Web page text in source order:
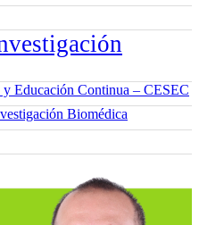
Educación Continua – CESEC
Biomédica